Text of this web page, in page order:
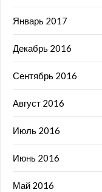
Январь 2017
Декабрь 2016
Сентябрь 2016
Август 2016
Июль 2016
Июнь 2016
Май 2016